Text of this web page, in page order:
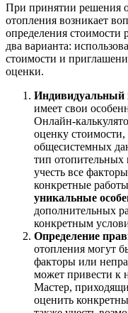
При принятии решения
отопления возникает
определения стоимости
два варианта:
стоимости и
оценки.
Индивидуальный
имеет свои
Онлайн-
оценку
общесистемных
тип отопительных
учесть все
конкретные
уникальные
дополнительных
конкретным
Определение
отопления могут
факторы или
может привести к
Мастер,
оценить